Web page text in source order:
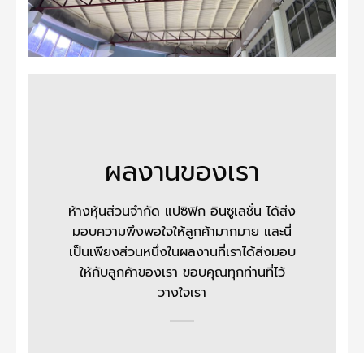
ผลงานของเรา
ห้างหุ้นส่วนจำกัด แปซิฟิก อินซูเลชั่น ได้ส่ง
มอบความพึงพอใจให้ลูกค้ามากมาย และนี่
เป็นเพียงส่วนหนึ่งในผลงานที่เราได้ส่งมอบ
ให้กับลูกค้าของเรา ขอบคุณทุกท่านที่ไว้
วางใจเรา